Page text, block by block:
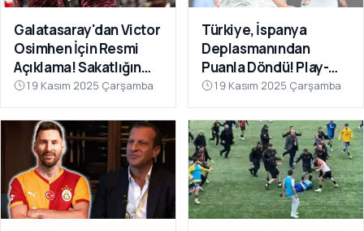
Galatasaray'dan Victor
Osimhen İçin Resmi
Açıklama! Sakatlığın
Son Durumu Belli Oldu
19 Kasım 2025 Çarşamba
Türkiye, İspanya
Deplasmanından
Puanla Döndü! Play-
Off Öncesi Moral: 2-2
19 Kasım 2025 Çarşamba